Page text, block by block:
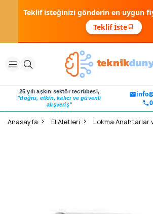
Teklif isteğinizi gönderin en uygun
Teklif İste
25 yılı aşkın sektör tecrübesi,
"doğru, etkin, kalıcı ve güvenli
alışveriş"
Anasayfa El Aletleri Lokma Anahtarlar